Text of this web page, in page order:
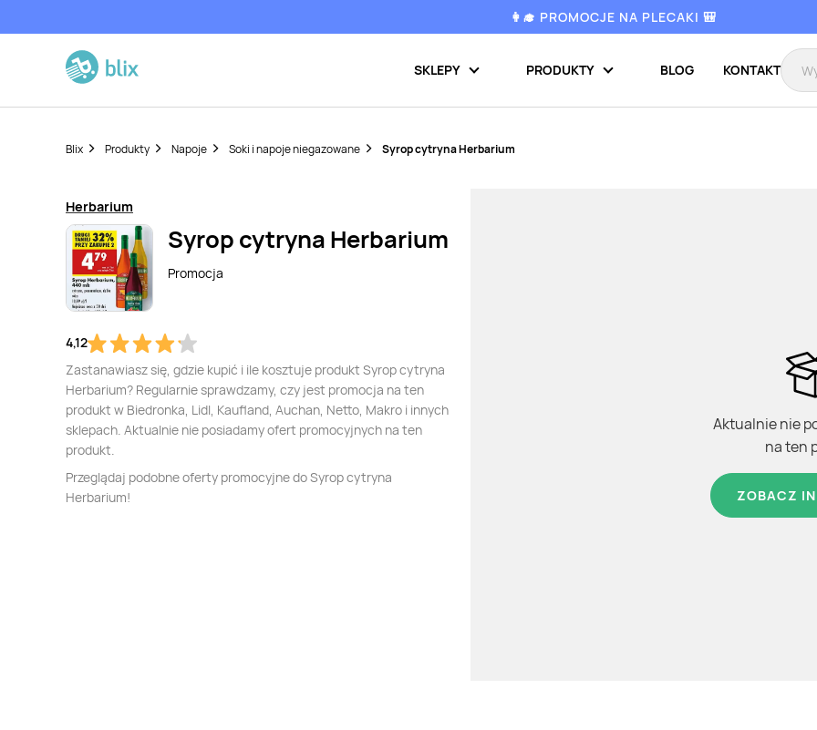
👩‍🎓 PROMOCJE NA PLECAKI 🎒
SKLEPY PRODUKTY BLOG KONTAKT
Blix Produkty Napoje Soki i napoje niegazowane Syrop cytryna Herbarium
Herbarium
Syrop cytryna Herbarium
Promocja
4,12
Zastanawiasz się, gdzie kupić i ile kosztuje produkt Syrop cytryna
Herbarium? Regularnie sprawdzamy, czy jest promocja na ten
produkt w Biedronka, Lidl, Kaufland, Auchan, Netto, Makro i innych
sklepach. Aktualnie nie posiadamy ofert promocyjnych na ten
produkt.
Przeglądaj podobne oferty promocyjne do Syrop cytryna
Herbarium!
Aktualnie nie
na ten
ZOBACZ